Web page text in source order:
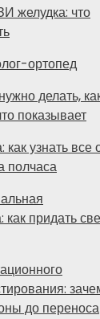
желудка: что
ортопед
делать,
показывает
узнать все
полчаса
придать
до переноса